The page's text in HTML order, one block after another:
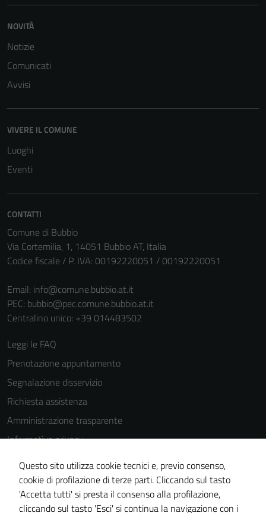
NOVITÀ
Notizie
Comunicati
Avvisi
VIVERE IL COMUNE
Luoghi
Eventi
CONTATTI
Comune di Bubbio
Via Cortemilia, 1, 14051 Bubbio AT, Italia
Codice fiscale / P. IVA: 00192220051 / 00192220051
Email: info@comune.bubbio.at.it
PEC: bubbio@pec.comune.bubbio.at.it
Centralino unico: +39 014483502
Leggi le FAQ
Prenotazione appuntamento
Segnalazione disservizio
Richiesta assistenza
Amministrazione trasparente
Informativa privacy
Cookie Policy
Note legali
Dichiarazione di accessibilità
Questo sito utilizza cookie tecnici e, previo consenso,
cookie di profilazione di terze parti. Cliccando sul tasto
'Accetta tutti' si presta il consenso alla profilazione,
cliccando sul tasto 'Esci' si continua la navigazione con i